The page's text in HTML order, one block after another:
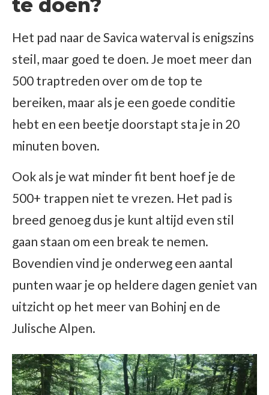
te doen?
Het pad naar de Savica waterval is enigszins
steil, maar goed te doen. Je moet meer dan
500 traptreden over om de top te
bereiken, maar als je een goede conditie
hebt en een beetje doorstapt sta je in 20
minuten boven.
Ook als je wat minder fit bent hoef je de
500+ trappen niet te vrezen. Het pad is
breed genoeg dus je kunt altijd even stil
gaan staan om een break te nemen.
Bovendien vind je onderweg een aantal
punten waar je op heldere dagen geniet van
uitzicht op het meer van Bohinj en de
Julische Alpen.